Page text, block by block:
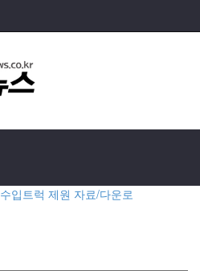
수입트럭 제원 자료/다운로